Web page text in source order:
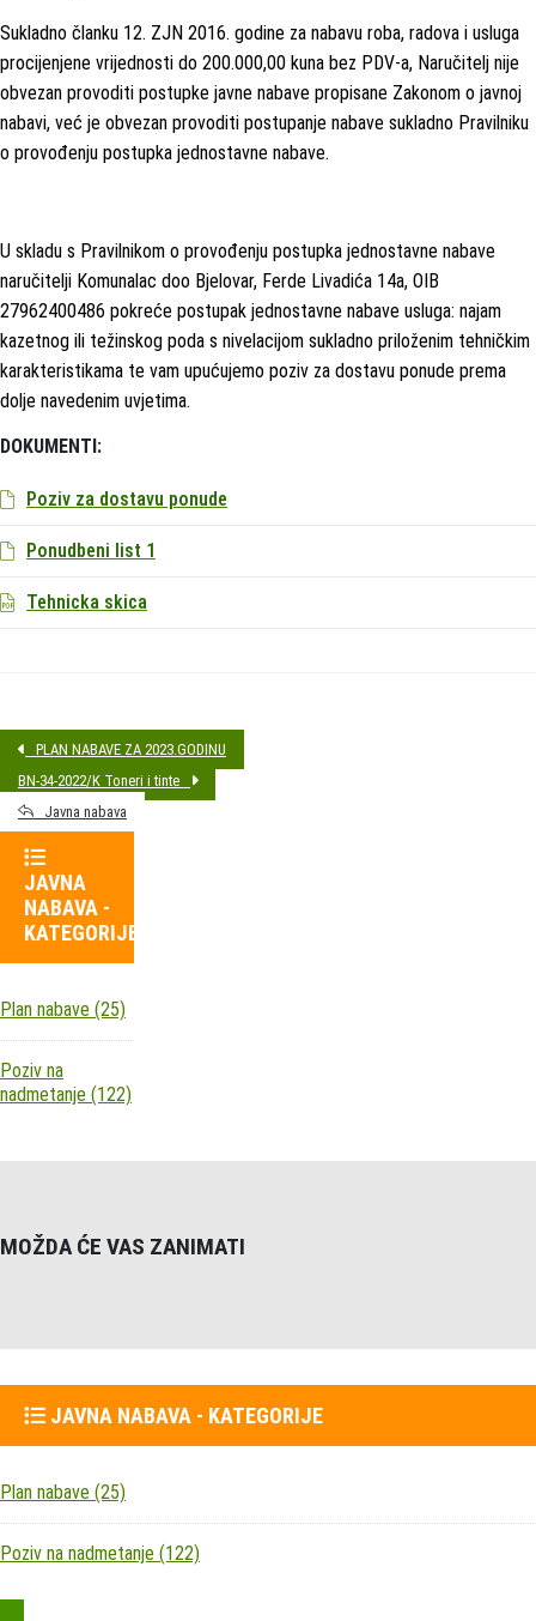
Sukladno članku 12. ZJN 2016. godine za nabavu roba, radova i usluga
procijenjene vrijednosti do 200.000,00 kuna bez PDV-a, Naručitelj nije
obvezan provoditi postupke javne nabave propisane Zakonom o javnoj
nabavi, već je obvezan provoditi postupanje nabave sukladno Pravilniku
o provođenju postupka jednostavne nabave.
U skladu s Pravilnikom o provođenju postupka jednostavne nabave
naručitelji Komunalac doo Bjelovar, Ferde Livadića 14a, OIB
27962400486 pokreće postupak jednostavne nabave usluga: najam
kazetnog ili težinskog poda s nivelacijom sukladno priloženim tehničkim
karakteristikama te vam upućujemo poziv za dostavu ponude prema
dolje navedenim uvjetima.
DOKUMENTI:
Poziv za dostavu ponude
Ponudbeni list 1
Tehnicka skica
PLAN NABAVE ZA 2023.GODINU
BN-34-2022/K Toneri i tinte
Javna nabava
JAVNA
NABAVA -
KATEGORIJE
Plan nabave (25)
Poziv na
nadmetanje (122)
MOŽDA ĆE VAS ZANIMATI
JAVNA NABAVA - KATEGORIJE
Plan nabave (25)
Poziv na nadmetanje (122)